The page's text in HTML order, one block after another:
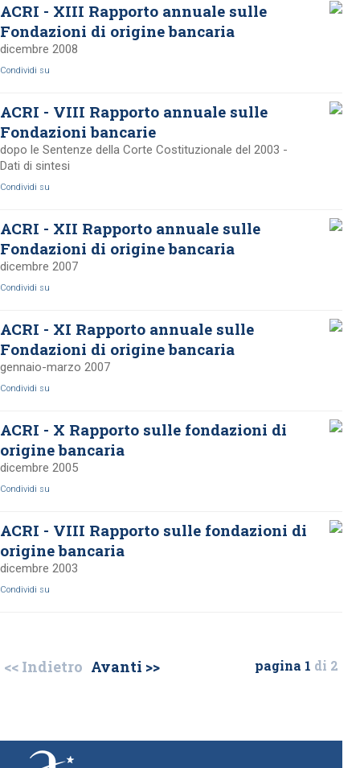
ACRI - XIII Rapporto annuale sulle
Fondazioni di origine bancaria
dicembre 2008
Condividi su
ACRI - VIII Rapporto annuale sulle
Fondazioni bancarie
dopo le Sentenze della Corte Costituzionale del 2003 -
Dati di sintesi
Condividi su
ACRI - XII Rapporto annuale sulle
Fondazioni di origine bancaria
dicembre 2007
Condividi su
ACRI - XI Rapporto annuale sulle
Fondazioni di origine bancaria
gennaio-marzo 2007
Condividi su
ACRI - X Rapporto sulle fondazioni di
origine bancaria
dicembre 2005
Condividi su
ACRI - VIII Rapporto sulle fondazioni di
origine bancaria
dicembre 2003
Condividi su
<< Indietro Avanti >> pagina 1 di 2